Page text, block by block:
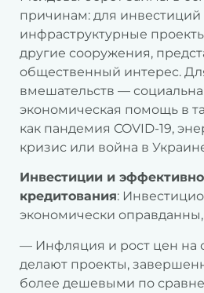
причинам: для
инфраструктурные
другие сооружения,
общественный интерес.
вмешательств —
экономическая помощь в
как пандемия COVID-19,
кризис или война в
Инвестиции и
кредитования:
экономически оправданны,
— Инфляция и рост цен на
делают проекты,
более дешевыми по